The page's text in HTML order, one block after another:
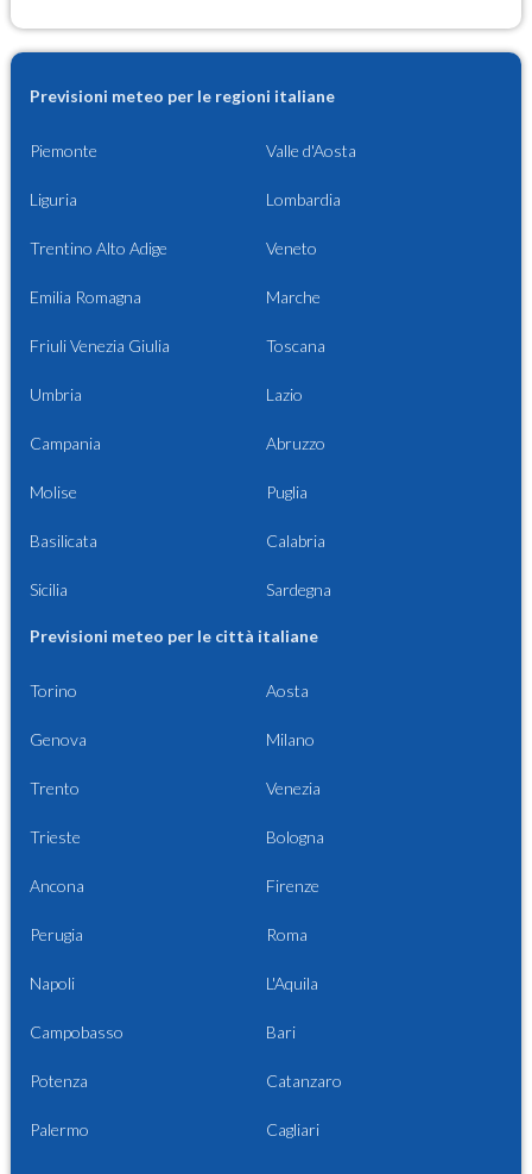
Previsioni meteo per le regioni italiane
Piemonte Valle d'Aosta
Liguria Lombardia
Trentino Alto Adige Veneto
Emilia Romagna Marche
Friuli Venezia Giulia Toscana
Umbria Lazio
Campania Abruzzo
Molise Puglia
Basilicata Calabria
Sicilia Sardegna
Previsioni meteo per le città italiane
Torino Aosta
Genova Milano
Trento Venezia
Trieste Bologna
Ancona Firenze
Perugia Roma
Napoli L'Aquila
Campobasso Bari
Potenza Catanzaro
Palermo Cagliari